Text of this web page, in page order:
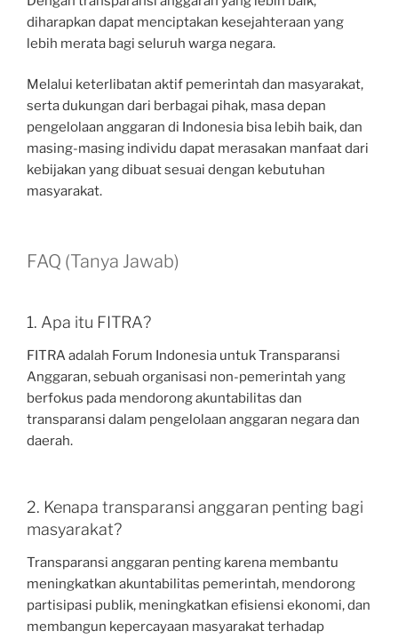
diharapkan dapat menciptakan kesejahteraan yang
lebih merata bagi seluruh warga negara.
Melalui keterlibatan aktif pemerintah dan masyarakat,
serta dukungan dari berbagai pihak, masa depan
pengelolaan anggaran di Indonesia bisa lebih baik, dan
masing-masing individu dapat merasakan manfaat dari
kebijakan yang dibuat sesuai dengan kebutuhan
masyarakat.
FAQ (Tanya Jawab)
1. Apa itu FITRA?
FITRA adalah Forum Indonesia untuk Transparansi
Anggaran, sebuah organisasi non-pemerintah yang
berfokus pada mendorong akuntabilitas dan
transparansi dalam pengelolaan anggaran negara dan
daerah.
2. Kenapa transparansi anggaran penting bagi
masyarakat?
Transparansi anggaran penting karena membantu
meningkatkan akuntabilitas pemerintah, mendorong
partisipasi publik, meningkatkan efisiensi ekonomi, dan
membangun kepercayaan masyarakat terhadap